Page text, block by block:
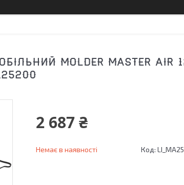
MOLDER MASTER AIR
2 687 ₴
Немає в наявності Код: